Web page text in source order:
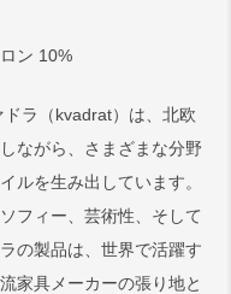
ン 10%
ラ（kvadrat）は、北欧
ながら、さまざまな分野
ルを生み出しています。
フィー、芸術性、そして
の製品は、世界で活躍す
家具メーカーの張り地と